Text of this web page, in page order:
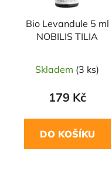
Bio Levandule 5 ml
NOBILIS TILIA
Skladem (3 ks)
179 Kč
DO KOŠÍKU